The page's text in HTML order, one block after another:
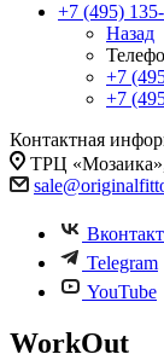
+7 (495)
Назад
+7
+7
Контактная
ТРЦ
Telegram
YouTube
WorkOut